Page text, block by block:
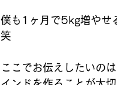
僕も1ヶ月で5kg増やせ
笑
ここでお伝えしたいの